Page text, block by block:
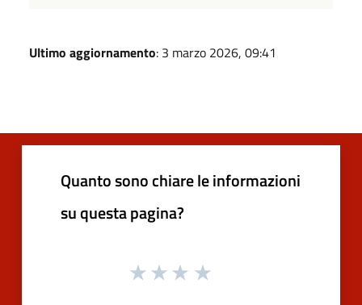
Ultimo aggiornamento: 3 marzo 2026, 09:41
Quanto sono chiare le informazioni
su questa pagina?